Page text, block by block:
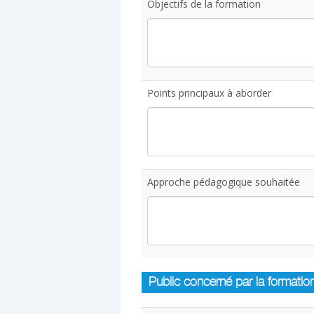
Objectifs de la formation
Points principaux à aborder
Approche pédagogique souhaitée
Public concerné par la